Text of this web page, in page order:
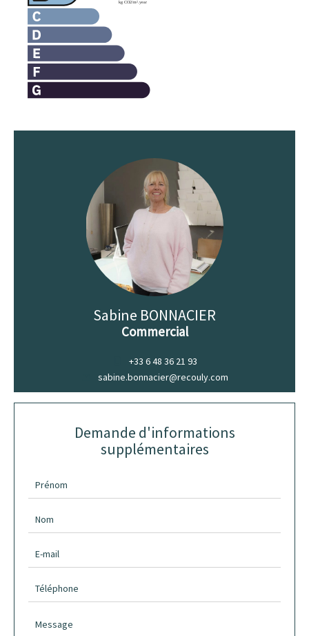
Sabine BONNACIER
Commercial
+33 6 48 36 21 93
sabine.bonnacier@recouly.com
Demande d'informations
supplémentaires